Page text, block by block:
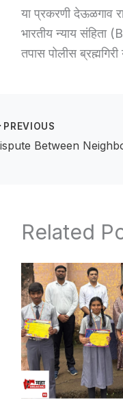
या प्रकरणी देऊळगाव
भारतीय न्याय
तपास पोलीस
PREVIOUS
Related